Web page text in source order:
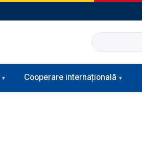
Caută
Cooperare internațională